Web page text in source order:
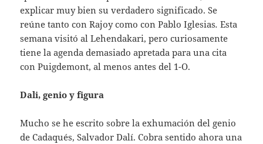
explicar muy bien su verdadero significado. Se
reúne tanto con Rajoy como con Pablo Iglesias.Esta
semana visitó al Lehendakari, pero curiosamente
tiene la agenda demasiado apretada para una cita
con Puigdemont, al menos antes del 1-O.
Dali, genio y figura
Mucho se he escrito sobre la exhumación del genio
de Cadaqués, Salvador Dalí. Cobra sentido ahora una